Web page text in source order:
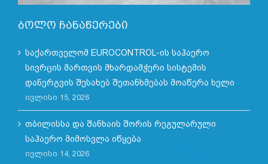
ბოლო ჩანაწერები
საქართველომ EUROCONTROL-ის საჰაერო
სივრცის მართვის მხარდამჭერი სისტემის
დანერგვის შესახებ შეთანხმებას მოაწერა ხელი
ივლისი 15, 2026
თბილისსა და შანხაის შორის რეგულარული
საჰაერო მიმოსვლა იწყება
ივლისი 14, 2026